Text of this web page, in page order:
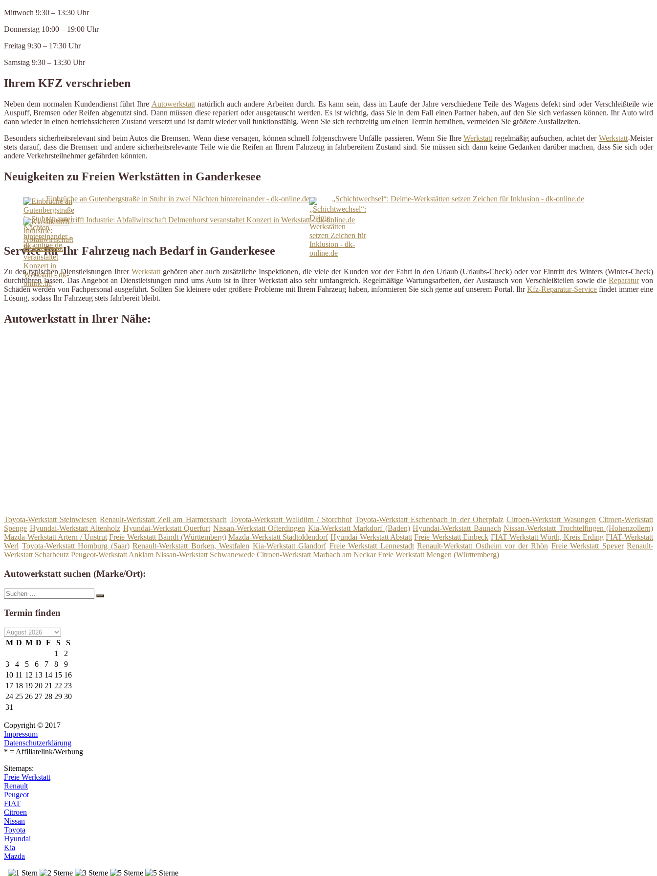
Mittwoch 9:30 – 13:30 Uhr
Donnerstag 10:00 – 19:00 Uhr
Freitag 9:30 – 17:30 Uhr
Samstag 9:30 – 13:30 Uhr
Ihrem KFZ verschrieben
Neben dem normalen Kundendienst führt Ihre Autowerkstattnatürlich auch andere Arbeiten durch. Es kann sein, dass im Laufe der Jahre verschiedene Teile des Wagens defekt sind oder Verschleißteile wie
Auspuff, Bremsen oder Reifen abgenutzt sind. Dann müssen diese repariert oder ausgetauscht werden. Es ist wichtig, dass Sie in dem Fall einen Partner haben, auf den Sie sich verlassen können. Ihr Auto wird
dann wieder in einen betriebssicheren Zustand versetzt und ist damit wieder voll funktionsfähig. Wenn Sie sich rechtzeitig um einen Termin bemühen, vermeiden Sie größere Ausfallzeiten.
Besonders sicherheitsrelevant sind beim Autos die Bremsen. Wenn diese versagen, können schnell folgenschwere Unfälle passieren. Wenn Sie IhreWerkstatt regelmäßig aufsuchen, achtet derWerkstatt-Meister
stets darauf, dass die Bremsen und andere sicherheitsrelevante Teile wie die Reifen an Ihrem Fahrzeug in fahrbereitem Zustand sind. Sie müssen sich dann keine Gedanken darüber machen, dass Sie sich oder
andere Verkehrsteilnehmer gefährden könnten.
Neuigkeiten zu Freien Werkstätten in Ganderkesee
Einbrüche an Gutenbergstraße in Stuhr in zwei Nächten hintereinander - dk-online.de „Schichtwechsel“: Delme-Werkstätten setzen Zeichen für Inklusion - dk-online.de
Klassik trifft Industrie: Abfallwirtschaft Delmenhorst veranstaltet Konzert in Werkstatt - dk-online.de
Service für Ihr Fahrzeug nach Bedarf in Ganderkesee
Zu den typischen Dienstleistungen Ihrer Werkstattgehören aber auch zusätzliche Inspektionen, die viele der Kunden vor der Fahrt in den Urlaub (Urlaubs-Check) oder vor Eintritt des Winters (Winter-Check)
durchführen lassen. Das Angebot an Dienstleistungen rund ums Auto ist in Ihrer Werkstatt also sehr umfangreich. Regelmäßige Wartungsarbeiten, der Austausch von Verschleißteilen sowie die Reparaturvon
Schäden werden von Fachpersonal ausgeführt. Sollten Sie kleinere oder größere Probleme mit Ihrem Fahrzeug haben, informieren Sie sich gerne auf unserem Portal. IhrKfz-Reparatur-Service findet immer eine
Lösung, sodass Ihr Fahrzeug stets fahrbereit bleibt.
Autowerkstatt in Ihrer Nähe:
Toyota-Werkstatt Steinwiesen Renault-Werkstatt Zell am Harmersbach Toyota-Werkstatt Walldürn / Storchhof Toyota-Werkstatt Eschenbach in der Oberpfalz Citroen-Werkstatt Wasungen Citroen-Werkstatt
Spenge Hyundai-Werkstatt Altenholz Hyundai-Werkstatt Querfurt Nissan-Werkstatt Ofterdingen Kia-Werkstatt Markdorf (Baden) Hyundai-Werkstatt Baunach Nissan-Werkstatt Trochtelfingen (Hohenzollern)
Mazda-Werkstatt Artern / Unstrut Freie Werkstatt Baindt (Württemberg) Mazda-Werkstatt Stadtoldendorf Hyundai-Werkstatt Abstatt Freie Werkstatt Einbeck FIAT-Werkstatt Wörth, Kreis Erding FIAT-Werkstatt
Werl Toyota-Werkstatt Homburg (Saar) Renault-Werkstatt Borken, Westfalen Kia-Werkstatt Glandorf Freie Werkstatt Lennestadt Renault-Werkstatt Ostheim vor der Rhön Freie Werkstatt Speyer Renault-
Werkstatt Scharbeutz Peugeot-Werkstatt Anklam Nissan-Werkstatt Schwanewede Citroen-Werkstatt Marbach am Neckar Freie Werkstatt Mengen (Württemberg)
Autowerkstatt suchen (Marke/Ort):
Suche
nach:
Suchen
Termin finden
M D M D F S
S
1
2
3
4 5 6 7 8
9
10 11 12 13 14 15 16
17 18 19 20 21 22 23
24 25 26 27 28 29 30
31
Copyright © 2017
Impressum
Datenschutzerklärung
* = Affiliatelink/Werbung
Sitemaps:
Freie Werkstatt
Renault
Peugeot
FIAT
Citroen
Nissan
Toyota
Hyundai
Kia
Mazda